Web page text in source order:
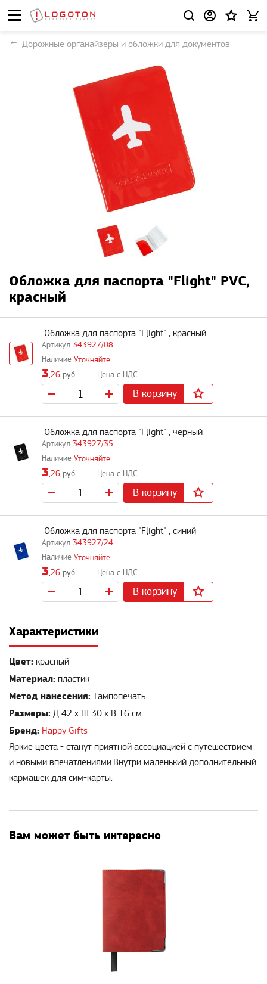
Дорожные органайзеры и обложки для документов
Обложка для паспорта "Flight" PVC,
красный
343927/08
Обложка для паспорта "Flight" , красный
Уточняйте
3,26 руб.
В корзину
343927/35
Обложка для паспорта "Flight" , черный
Уточняйте
3,26 руб.
В корзину
343927/24
Обложка для паспорта "Flight" , синий
Уточняйте
3,26 руб.
В корзину
Характеристики
Цвет: красный
Материал: пластик
Метод нанесения: Тампопечать
Размеры: Д 42 x Ш 30 x В 16 см
Бренд: Happy Gifts
Яркие цвета - станут приятной ассоциацией с путешествием
и новыми впечатлениями.Внутри маленький дополнительный
кармашек для сим-карты.
Вам может быть интересно